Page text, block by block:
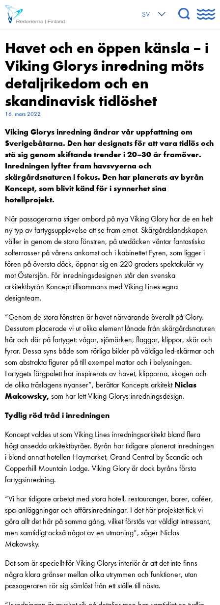
SV
Havet och en öppen känsla – i
Viking Glorys inredning möts
detaljrikedom och en
skandinavisk tidlöshet
16. mars 2022
Viking Glorys inredning ändrar vår uppfattning om
Sverigebåtarna. Den har designats för att vara tidlös och
stå sig genom skiftande trender i 20–30 år framöver.
Inredningen lyfter fram havsvyerna och
skärgårdsnaturen i fokus. Den har planerats av byrån
Koncept, som blivit känd för i synnerhet sina
hotellprojekt.
När passagerarna stiger ombord på nya Viking Glory har de en helt
ny typ av fartygsupplevelse att se fram emot. Skärgårdslandskapen
väller in genom de stora fönstren, på utedäcken väntar fantastiska
solterrasser på vårens ankomst och i kabinettet Fyren, som ligger i
fören på översta däck, öppnar sig en 220 graders spektakulär vy
mot Östersjön. För inredningsdesignen står den svenska
arkitektbyrån Koncept tillsammans med Viking Lines egna
designteam.
”Genom de stora fönstren är havet närvarande överallt på Glory.
Dessutom placerade vi ut olika element lånade från skärgårdsnaturen
här och där på fartyget: vågor, sjömärken, flaggor, klippor, skär och
fyrar. Dessa syns både som rörliga bilder på väldiga led-skärmar och
som abstrakta figurer på till exempel mattor och i belysningen.
Fartygets färgpalett har inspirerats av havet, klipporna, skogen och
de olika träslagens nyanser”, berättar Koncepts arkitektNiclas
Makowsky, som har lett Viking Glorys inredningsdesign.
Tydlig röd tråd i inredningen
Koncept valdes ut som Viking Lines inredningsarkitekt bland flera
högt ansedda arkitektbyråer. Byrån har tidigare planerat inredningen
i bland annat hotellen Haymarket, Grand Central by Scandic och
Copperhill Mountain Lodge. Viking Glory är dock byråns första
fartygsinredning.
”Vi har tidigare arbetat med stora hotell, restauranger, barer, caféer,
spa-anläggningar och affärsinredningar. I det här projektet fick vi
göra allt det här på samma gång, vilket förstås var väldigt intressant,
men samtidigt också något av en utmaning”, säger Niclas
Makowsky.
Det som är speciellt för Viking Glorys interiör är att det inte finns
några klara gränser mellan olika utrymmen och funktioner, utan
passageraren rör sig sömlöst från ett ställe till nästa.